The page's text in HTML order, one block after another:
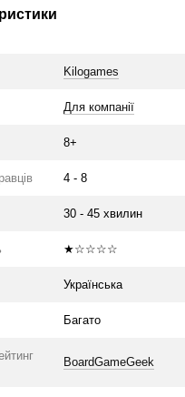
Kilogames
Для компанії
8+
4 - 8
30 - 45 хвилин
★☆☆☆☆
Українська
Багато
BoardGameGeek